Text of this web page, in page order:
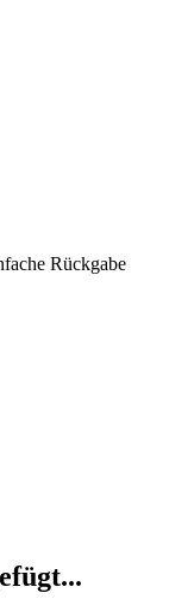
Rückgabe